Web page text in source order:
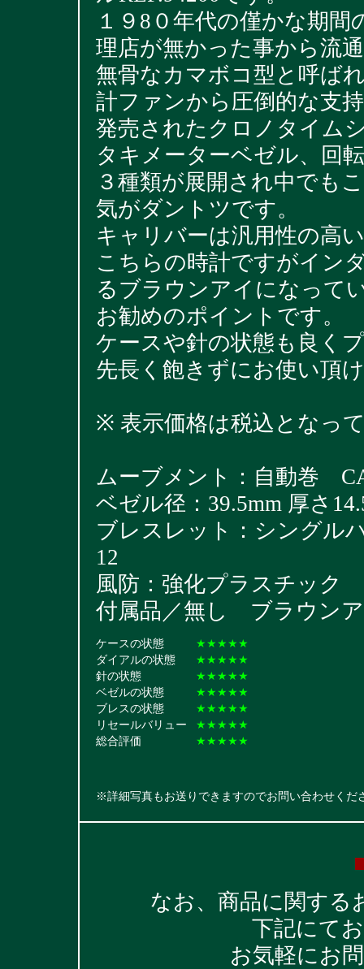
１９8０年代の僅かな期
理店が無かった事から流
無骨なカマボコ型と呼ば
計ファンから圧倒的な支
発売されたクロノタイム
タキメーターベゼル、回
３種類が展開され中でも
気がダントツです。
キャリバーは汎用性の高
こちらの時計ですがイン
るブラウンアイになって
お勧めのポイントです。
ケースや針の状態も良く
先長く飽きずにお使い頂
※ 表示価格は税込となっ
ムーブメント：自動巻
ベゼル径：39.5mm 厚さ
ブレスレット：シングル
12
風防：強化プラスチック
付属品／無し ブラウン
ケースの状態
★★★★★
ダイアルの状態
★★★★★
針の状態
★★★★★
ベゼルの状態
★★★★★
ブレスの状態
★★★★★
リセールバリュー
★★★★★
総合評価
★★★★★
※詳細写真もお送りできますのでお問い合わせくだ
なお、商品に関する
下記にて
お気軽にお